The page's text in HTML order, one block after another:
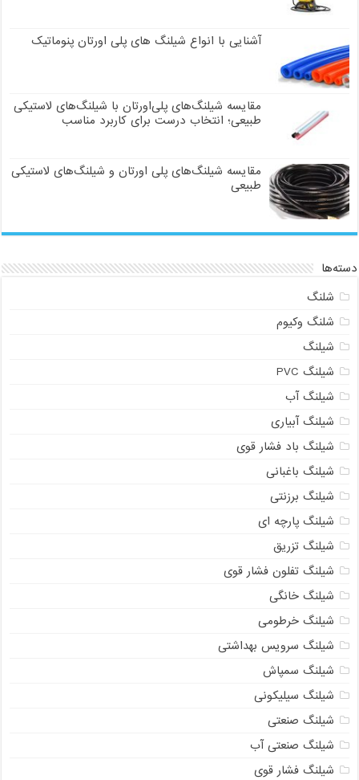
آشنایی با انواع شیلنگ های پلی اورتان پنوماتیک
مقایسه شیلنگ‌های پلی‌اورتان با شیلنگ‌های لاستیکی
طبیعی؛ انتخاب درست برای کاربرد مناسب
مقایسه شیلنگ‌های پلی اورتان و شیلنگ‌های لاستیکی
طبیعی
دسته‌ها
شلنگ
شلنگ وکیوم
شیلنگ
شیلنگ PVC
شیلنگ آب
شیلنگ آبیاری
شیلنگ باد فشار قوی
شیلنگ باغبانی
شیلنگ برزنتی
شیلنگ پارچه‌ ای
شیلنگ تزریق
شیلنگ تفلون فشار قوی
شیلنگ خانگی
شیلنگ خرطومی
شیلنگ سرویس بهداشتی
شیلنگ سمپاش
شیلنگ سیلیکونی
شیلنگ صنعتی
شیلنگ صنعتی آب
شیلنگ فشار قوی